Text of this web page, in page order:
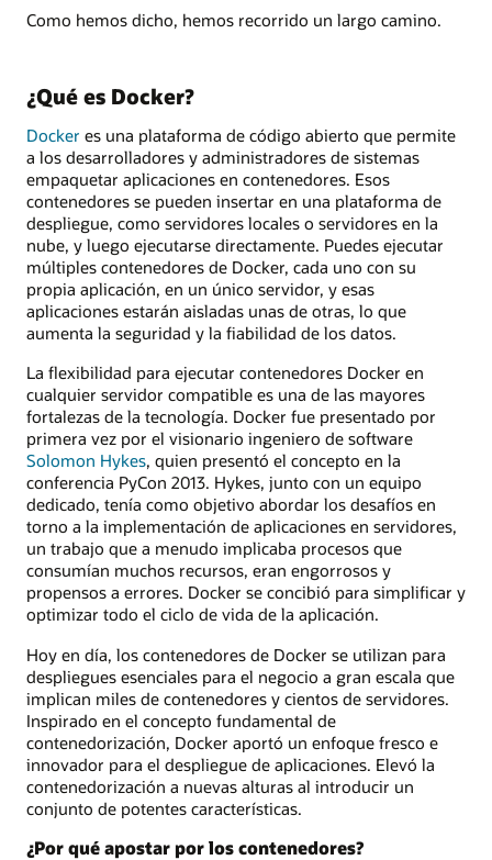
Como hemos dicho, hemos recorrido un largo camino.
¿Qué es Docker?
Docker es una plataforma de código abierto que permite
a los desarrolladores y administradores de sistemas
empaquetar aplicaciones en contenedores. Esos
contenedores se pueden insertar en una plataforma de
despliegue, como servidores locales o servidores en la
nube, y luego ejecutarse directamente. Puedes ejecutar
múltiples contenedores de Docker, cada uno con su
propia aplicación, en un único servidor, y esas
aplicaciones estarán aisladas unas de otras, lo que
aumenta la seguridad y la fiabilidad de los datos.
La flexibilidad para ejecutar contenedores Docker en
cualquier servidor compatible es una de las mayores
fortalezas de la tecnología. Docker fue presentado por
primera vez por el visionario ingeniero de software
Solomon Hykes, quien presentó el concepto en la
conferencia PyCon 2013. Hykes, junto con un equipo
dedicado, tenía como objetivo abordar los desafíos en
torno a la implementación de aplicaciones en servidores,
un trabajo que a menudo implicaba procesos que
consumían muchos recursos, eran engorrosos y
propensos a errores. Docker se concibió para simplificar y
optimizar todo el ciclo de vida de la aplicación.
Hoy en día, los contenedores de Docker se utilizan para
despliegues esenciales para el negocio a gran escala que
implican miles de contenedores y cientos de servidores.
Inspirado en el concepto fundamental de
contenedorización, Docker aportó un enfoque fresco e
innovador para el despliegue de aplicaciones. Elevó la
contenedorización a nuevas alturas al introducir un
conjunto de potentes características.
¿Por qué apostar por los contenedores?